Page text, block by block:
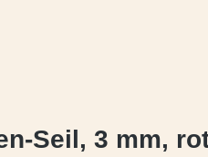
Seil, 3 mm,